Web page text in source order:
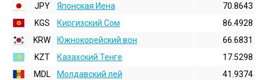
JPY
Японская Иена
70.8643
KGS
Киргизский Сом
86.4928
KRW
Южнокорейский вон
66.6831
KZT
Казахский Тенге
17.5298
MDL
Молдавский лей
41.9374